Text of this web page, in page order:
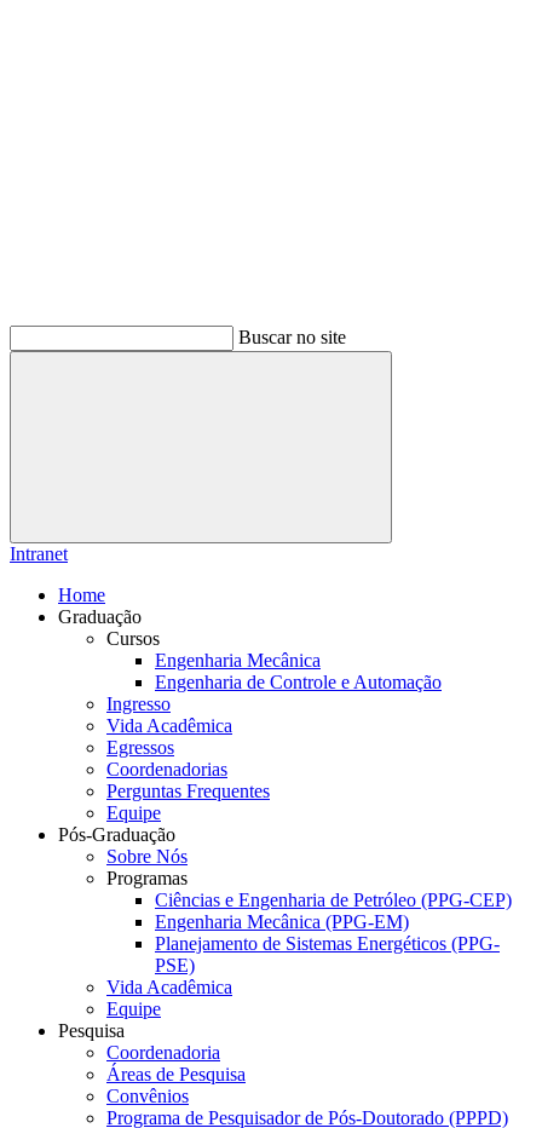
Buscar no site
Buscar
Intranet
Home
Graduação
Cursos
Engenharia Mecânica
Engenharia de Controle e Automação
Ingresso
Vida Acadêmica
Egressos
Coordenadorias
Perguntas Frequentes
Equipe
Pós-Graduação
Sobre Nós
Programas
Ciências e Engenharia de Petróleo (PPG-CEP)
Engenharia Mecânica (PPG-EM)
Planejamento de Sistemas Energéticos (PPG-
PSE)
Vida Acadêmica
Equipe
Pesquisa
Coordenadoria
Áreas de Pesquisa
Convênios
Programa de Pesquisador de Pós-Doutorado (PPPD)